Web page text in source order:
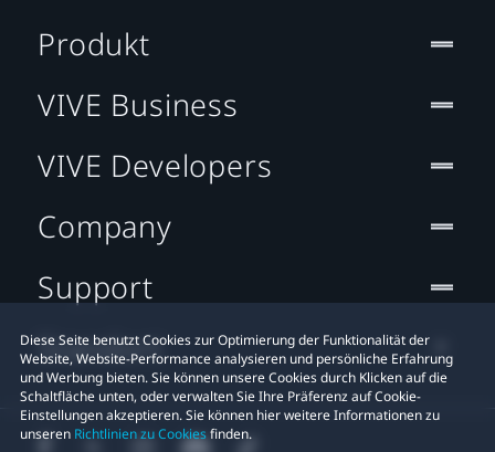
Diese Seite benutzt Cookies zur Optimierung der Funktionalität der
Website, Website-Performance analysieren und persönliche Erfahrung
und Werbung bieten. Sie können unsere Cookies durch Klicken auf die
Schaltfläche unten, oder verwalten Sie Ihre Präferenz auf Cookie-
Einstellungen akzeptieren. Sie können hier weitere Informationen zu
unseren Richtlinien zu Cookiesfinden.
Produkt
VIVE Business
VIVE Developers
Company
Support
Standort